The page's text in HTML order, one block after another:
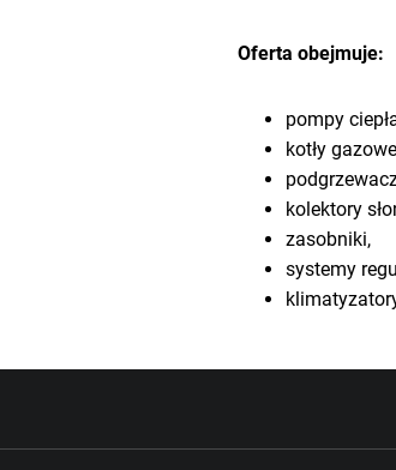
Oferta obejmuje:
pompy
kotły
kolektory
zasobniki,
systemy